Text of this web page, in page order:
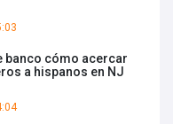
banco cómo acercar
a hispanos en NJ